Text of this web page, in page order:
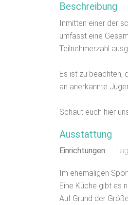
Beschreibung
Inmitten einer der
umfasst eine
Teilnehmerzahl
Es ist zu beachten,
an anerkannte
Schaut euch hier
Ausstattung
Einrichtungen:
Im ehemaligen
Eine Küche gibt es
Auf Grund der